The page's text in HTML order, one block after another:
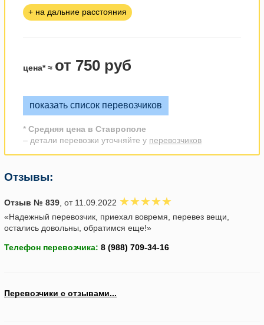
+ на дальние расстояния
цена* ≈ от 750 руб
показать список перевозчиков
* Средняя цена в Ставрополе
– детали перевозки уточняйте у перевозчиков
Отзывы:
Отзыв № 839 , от 11.09.2022
«Надежный перевозчик, приехал вовремя, перевез вещи,
остались довольны, обратимся еще!»
Телефон перевозчика:
Перевозчики с отзывами...